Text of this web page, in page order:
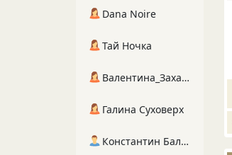
Dana Noire
Тай Ночка
Валентина_Захарова
Галина Суховерх
Константин Балухта